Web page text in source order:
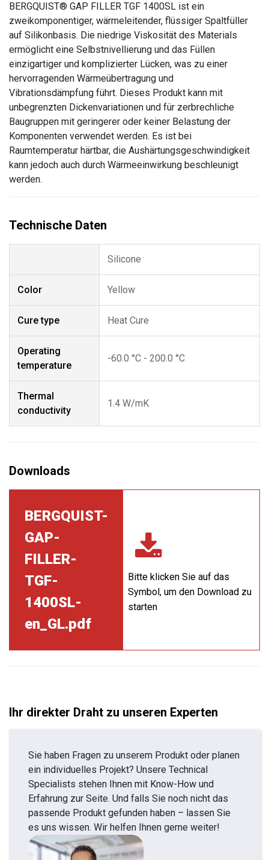
BERGQUIST® GAP FILLER TGF 1400SL ist ein
zweikomponentiger, wärmeleitender, flüssiger Spaltfüller
auf Silikonbasis. Die niedrige Viskosität des Materials
ermöglicht eine Selbstnivellierung und das Füllen
einzigartiger und komplizierter Lücken, was zu einer
hervorragenden Wärmeübertragung und
Vibrationsdämpfung führt. Dieses Produkt kann mit
unbegrenzten Dickenvariationen und für zerbrechliche
Baugruppen mit geringerer oder keiner Belastung der
Komponenten verwendet werden. Es ist bei
Raumtemperatur härtbar, die Aushärtungsgeschwindigkeit
kann jedoch auch durch Wärmeeinwirkung beschleunigt
werden.
Silicone
Color Yellow
Cure type Heat Cure
Operating
temperature
-60.0 °C - 200.0 °C
Thermal
conductivity
1.4 W/mK
BERGQUIST-
GAP-
FILLER-
TGF-
1400SL-
en_GL.pdf
Bitte klicken Sie auf das
Symbol, um den Download zu
starten
Ihr direkter Draht zu unseren Experten
Sie haben Fragen zu unserem Produkt oder planen
ein individuelles Projekt? Unsere Technical
Specialists stehen Ihnen mit Know-How und
Erfahrung zur Seite. Und falls Sie noch nicht das
passende Produkt gefunden haben – lassen Sie
es uns wissen. Wir helfen Ihnen gerne weiter!